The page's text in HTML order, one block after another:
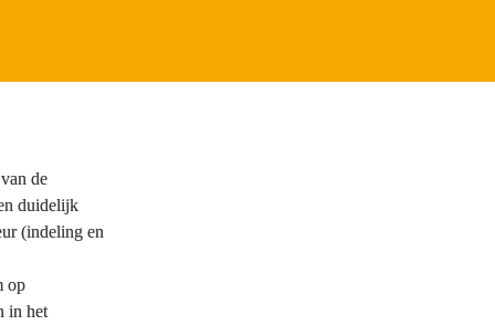
de
duidelijk
(indeling en
op
in het